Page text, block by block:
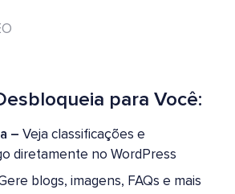
para Você:
– Veja classificações e
diretamente no WordPress
blogs, imagens, FAQs e mais